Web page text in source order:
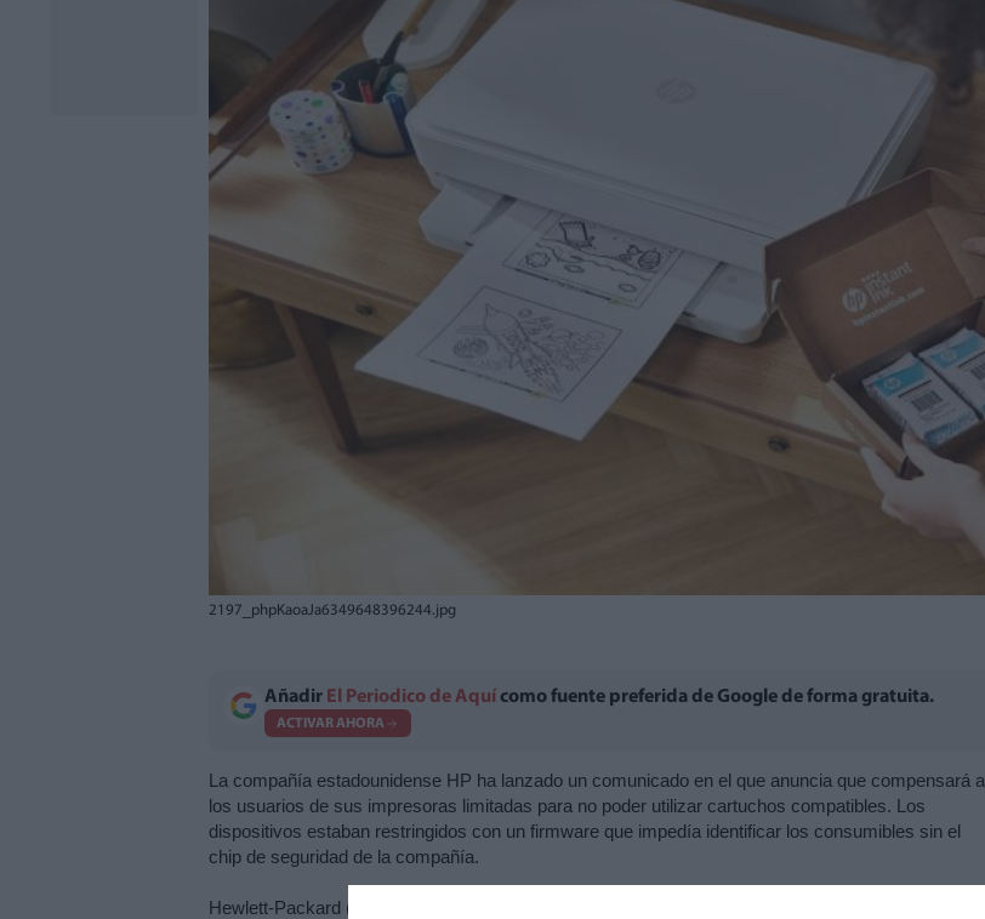
2197_phpKaoaJa6349648396244.jpg
Añadir El Periodico de Aquí como fuente preferida de Google de forma gratuita.
ACTIVAR AHORA
La compañía estadounidense HP ha lanzado un comunicado en el que anuncia que compensará a
los usuarios de sus impresoras limitadas para no poder utilizar cartuchos compatibles. Los
dispositivos estaban restringidos con un firmware que impedía identificar los consumibles sin el
chip de seguridad de la compañía.
Hewlett-Packard (HP), la compañía líder en la fabricación de ordenadores e impresoras, ha